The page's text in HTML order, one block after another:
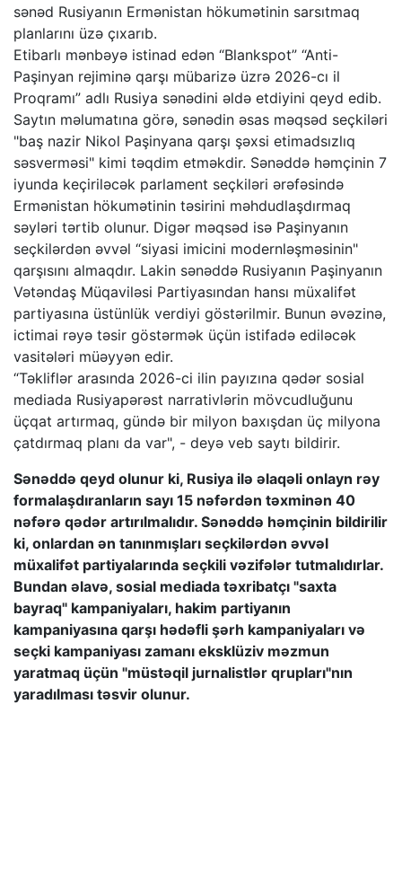
sənəd Rusiyanın Ermənistan hökumətinin sarsıtmaq
planlarını üzə çıxarıb.
Etibarlı mənbəyə istinad edən “Blankspot” “Anti-
Paşinyan rejiminə qarşı mübarizə üzrə 2026-cı il
Proqramı” adlı Rusiya sənədini əldə etdiyini qeyd edib.
Saytın məlumatına görə, sənədin əsas məqsəd seçkiləri
"baş nazir Nikol Paşinyana qarşı şəxsi etimadsızlıq
səsverməsi" kimi təqdim etməkdir. Sənəddə həmçinin 7
iyunda keçiriləcək parlament seçkiləri ərəfəsində
Ermənistan hökumətinin təsirini məhdudlaşdırmaq
səyləri tərtib olunur. Digər məqsəd isə Paşinyanın
seçkilərdən əvvəl “siyasi imicini modernləşməsinin"
qarşısını almaqdır. Lakin sənəddə Rusiyanın Paşinyanın
Vətəndaş Müqaviləsi Partiyasından hansı müxalifət
partiyasına üstünlük verdiyi göstərilmir. Bunun əvəzinə,
ictimai rəyə təsir göstərmək üçün istifadə ediləcək
vasitələri müəyyən edir.
“Təkliflər arasında 2026-ci ilin payızına qədər sosial
mediada Rusiyapərəst narrativlərin mövcudluğunu
üçqat artırmaq, gündə bir milyon baxışdan üç milyona
çatdırmaq planı da var", - deyə veb saytı bildirir.
Sənəddə qeyd olunur ki, Rusiya ilə əlaqəli onlayn rəy
formalaşdıranların sayı 15 nəfərdən təxminən 40
nəfərə qədər artırılmalıdır. Sənəddə həmçinin bildirilir
ki, onlardan ən tanınmışları seçkilərdən əvvəl
müxalifət partiyalarında seçkili vəzifələr tutmalıdırlar.
Bundan əlavə, sosial mediada təxribatçı "saxta
bayraq" kampaniyaları, hakim partiyanın
kampaniyasına qarşı hədəfli şərh kampaniyaları və
seçki kampaniyası zamanı eksklüziv məzmun
yaratmaq üçün "müstəqil jurnalistlər qrupları"nın
yaradılması təsvir olunur.